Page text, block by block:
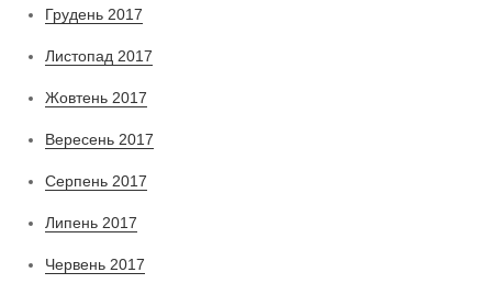
Грудень 2017
Листопад 2017
Жовтень 2017
Вересень 2017
Серпень 2017
Липень 2017
Червень 2017